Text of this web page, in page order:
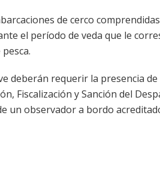
de cerco
el período de veda que le
deberán requerir la presencia
Fiscalización y Sanción del
un observador a bordo